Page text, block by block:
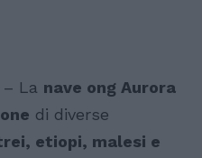
La nave ong Aurora
di diverse
etiopi, malesi e